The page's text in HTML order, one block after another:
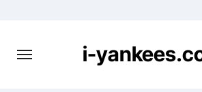
content
i-